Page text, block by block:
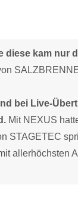
diese kam nur
bei Live-
Mit NEXUS
STAGETEC
allerhöchsten